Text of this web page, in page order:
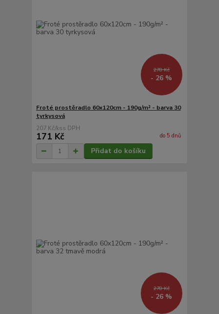
278 Kč
- 26 %
Froté prostěradlo 60x120cm - 190g/m² - barva 30
tyrkysová
207 Kč/ks
171 Kč do 5 dnů
Přidat do košíku
278 Kč
- 26 %